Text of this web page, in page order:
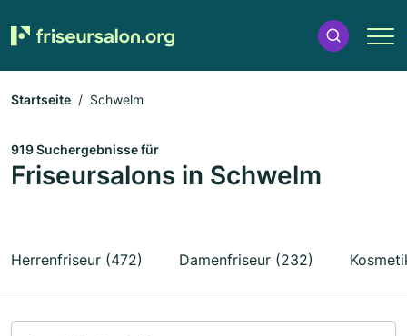
Startseite Schwelm
919 Suchergebnisse für
Friseursalons in Schwelm
Herrenfriseur (472) Damenfriseur (232)